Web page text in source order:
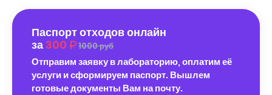
Паспорт отходов онлайн
за 300 1000 руб
Отправим заявку в лабораторию, оплатим её
услуги и сформируем паспорт. Вышлем
готовые документы Вам на почту.